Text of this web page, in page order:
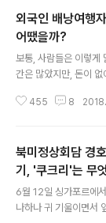
서만 밥을 숟가락으로
이 주로 반찬의 한 부분
나오는 경우가 많습니
파에야 같은 요리는
보통입니다. (물론 특
식 먹듯 파에야를 먹는
외국인 배낭여행
어땠을까?
보통, 사람들은 이렇게
간은 많았지만, 돈이 없
었네~"라고 말이지요.
을 못 하던 때가 있었
배낭여행에 성공할 수
이었거든요. 정말이지
닝 포인트가 아니었나
떨리던 시절은 다시
455 8
북미정상회담 경
기, '쿠크리'는 무
6월 12일 싱가포르에
나하나 귀 기울이면서